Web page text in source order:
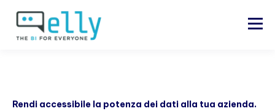
Rendi accessibile la potenza dei dati alla tua azienda.